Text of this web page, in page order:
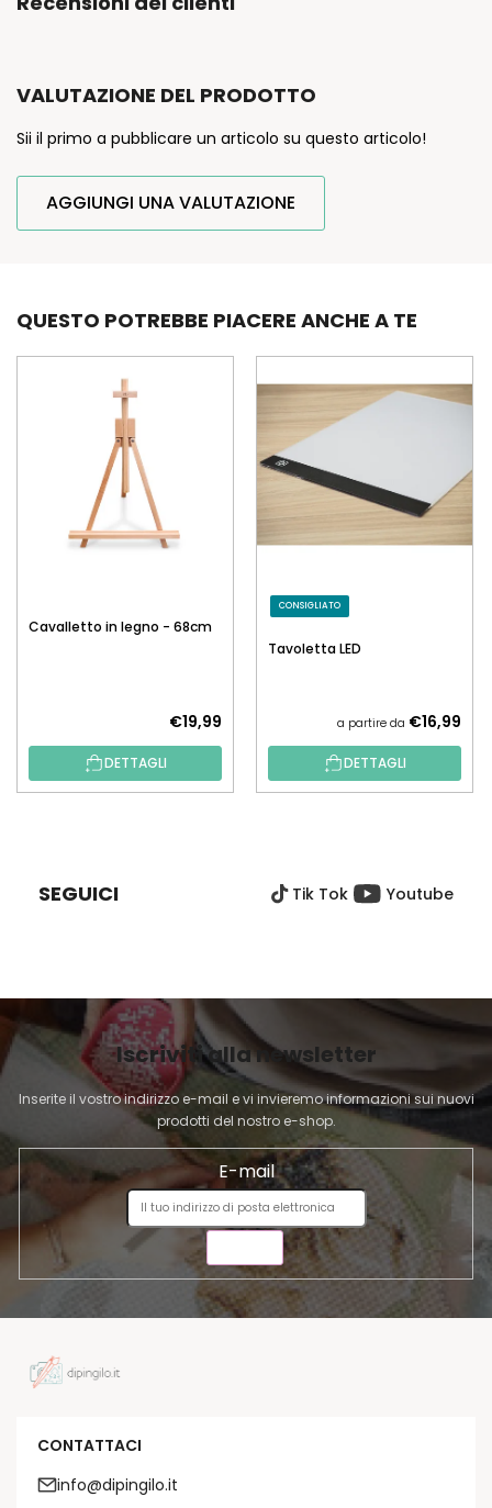
VALUTAZIONE DEL PRODOTTO
Sii il primo a pubblicare un articolo su questo articolo!
AGGIUNGI UNA VALUTAZIONE
QUESTO POTREBBE PIACERE ANCHE A TE
Cavalletto in legno - 68cm
€19,99
DETTAGLI
CONSIGLIATO
Tavoletta LED
a partire da €16,99
DETTAGLI
G
N
SEGUICI Tik Tok Youtube
Iscriviti alla newsletter
Inserite il vostro indirizzo e-mail e vi invieremo informazioni sui nuovi
prodotti del nostro e-shop.
E-mail
CONTATTACI
info@dipingilo.it